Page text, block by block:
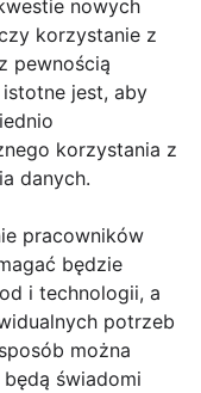
nowych
korzystanie z
pewnością
jest, aby
korzystania z
danych.
pracowników
będzie
i technologii, a
potrzeb
można
świadomi